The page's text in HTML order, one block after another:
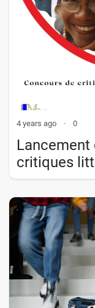
4 years ago · 0
Lancement
critiques
jeunes